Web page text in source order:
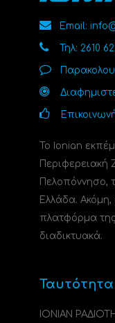
Email:
Τηλ: 2610
Το Ionian
Πελοπόννησο,
Ελλάδα.
πλατφόρμα
διαδικτυακά.
Ταυτότητα
ΙΟΝΙΑΝ